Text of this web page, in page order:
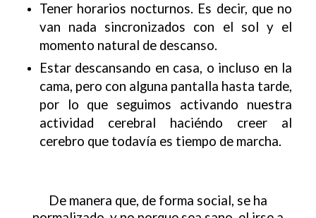
Tener horarios nocturnos. Es decir, que no
van nada sincronizados con el sol y el
momento natural de descanso.
Estar descansando en casa, o incluso en la
cama, pero con alguna pantalla hasta tarde,
por lo que seguimos activando nuestra
actividad cerebral haciéndo creer al
cerebro que todavía es tiempo de marcha.
De manera que, de forma social, se ha